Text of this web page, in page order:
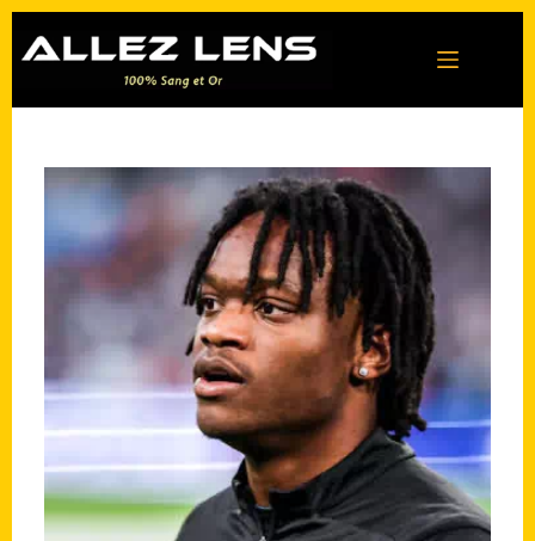
contenu